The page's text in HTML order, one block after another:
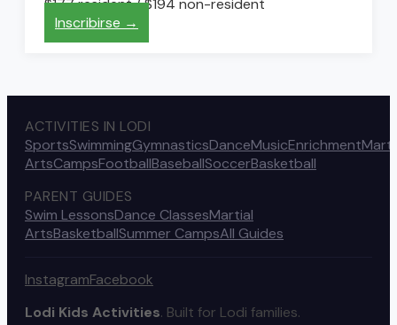
$177 resident / $194 non-resident
Inscribirse →
ACTIVITIES IN LODI
SportsSwimmingGymnasticsDanceMusicEnrichment
ArtsCampsFootballBaseballSoccerBasketball
PARENT GUIDES
Swim LessonsDance ClassesMartial
ArtsBasketballSummer CampsAll Guides
InstagramFacebook
Lodi Kids Activities. Built for Lodi families.